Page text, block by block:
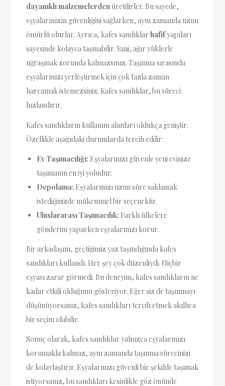
dayanıklı malzemelerden üretilirler. Bu sayede,
eşyalarınızın güvenliğini sağlarken, aynı zamanda uzun
ömürlü olurlar. Ayrıca, kafes sandıklarhafifyapıları
sayesinde kolayca taşınabilir. Yani, ağır yüklerle
uğraşmak zorunda kalmazsınız. Taşınma sırasında
eşyalarınızı yerleştirmek için çok fazla zaman
harcamak istemezsiniz. Kafes sandıklar, bu süreci
hızlandırır.
Kafes sandıkların kullanım alanları oldukça geniştir.
Özellikle aşağıdaki durumlarda tercih edilir:
Ev Taşımacılığı: Eşyalarınızı güvenle yeni evinize
taşımanın en iyi yoludur.
Depolama: Eşyalarınızı uzun süre saklamak
istediğinizde mükemmel bir seçenektir.
Uluslararası Taşımacılık: Farklı ülkelere
gönderim yaparken eşyalarınızı korur.
Bir arkadaşım, geçtiğimiz yaz taşındığında kafes
sandıkları kullandı. Her şey çok düzenliydi. Hiçbir
eşyası zarar görmedi. Bu deneyim, kafes sandıkların ne
kadar etkili olduğunu gösteriyor. Eğer siz de taşınmayı
düşünüyorsanız, kafes sandıkları tercih etmek akıllıca
bir seçim olabilir.
Sonuç olarak, kafes sandıklar yalnızca eşyalarınızı
korumakla kalmaz, aynı zamanda taşınma sürecinizi
de kolaylaştırır. Eşyalarınızı güvenli bir şekilde taşımak
istiyorsanız, bu sandıkları kesinlikle göz önünde